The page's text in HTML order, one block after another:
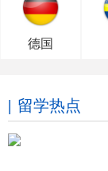
德国
留学热点